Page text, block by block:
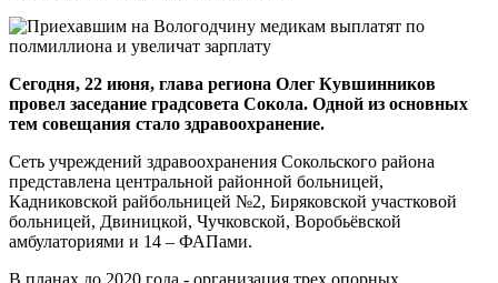
Сегодня, 22 июня, глава региона Олег Кувшинников
провел заседание градсовета Сокола. Одной из основных
тем совещания стало здравоохранение.
Сеть учреждений здравоохранения Сокольского района
представлена центральной районной больницей,
Кадниковской райбольницей №2, Биряковской участковой
больницей, Двиницкой, Чучковской, Воробьёвской
амбулаториями и 14 – ФАПами.